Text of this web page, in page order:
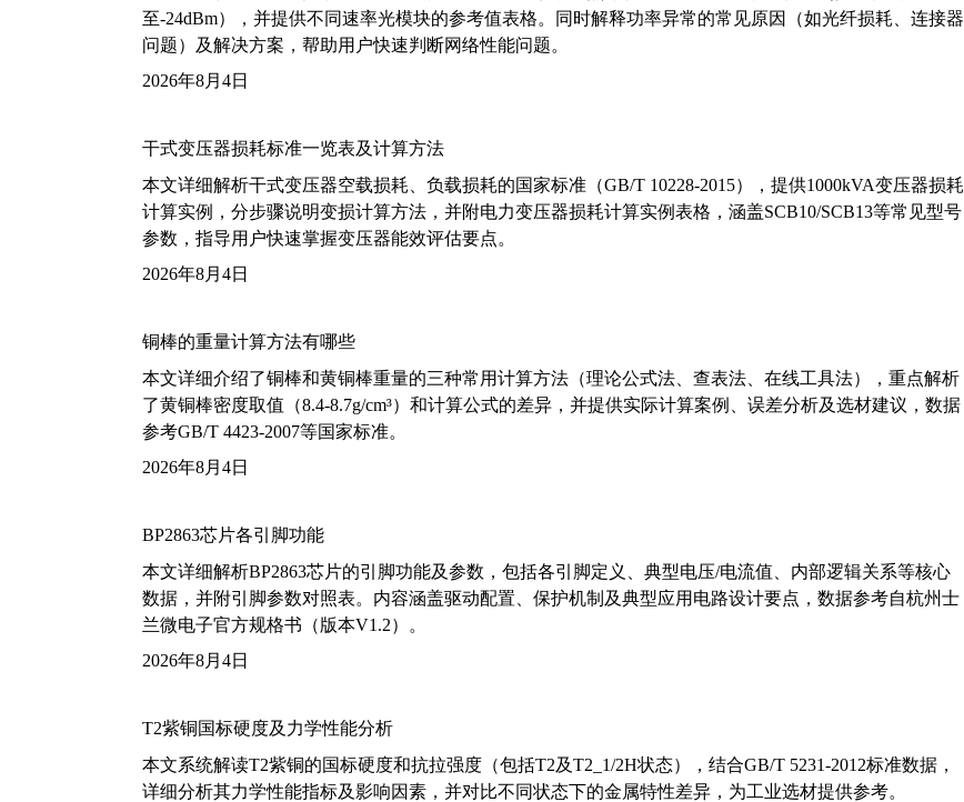
至-24dBm），并提供不同速率光模块的参考值表格。同时解释功率异常的常见原因（如光纤损耗、连接器
问题）及解决方案，帮助用户快速判断网络性能问题。
2026年8月4日
干式变压器损耗标准一览表及计算方法
本文详细解析干式变压器空载损耗、负载损耗的国家标准（GB/T 10228-2015），提供1000kVA变压器损耗
计算实例，分步骤说明变损计算方法，并附电力变压器损耗计算实例表格，涵盖SCB10/SCB13等常见型号
参数，指导用户快速掌握变压器能效评估要点。
2026年8月4日
铜棒的重量计算方法有哪些
本文详细介绍了铜棒和黄铜棒重量的三种常用计算方法（理论公式法、查表法、在线工具法），重点解析
了黄铜棒密度取值（8.4-8.7g/cm³）和计算公式的差异，并提供实际计算案例、误差分析及选材建议，数据
参考GB/T 4423-2007等国家标准。
2026年8月4日
BP2863芯片各引脚功能
本文详细解析BP2863芯片的引脚功能及参数，包括各引脚定义、典型电压/电流值、内部逻辑关系等核心
数据，并附引脚参数对照表。内容涵盖驱动配置、保护机制及典型应用电路设计要点，数据参考自杭州士
兰微电子官方规格书（版本V1.2）。
2026年8月4日
T2紫铜国标硬度及力学性能分析
本文系统解读T2紫铜的国标硬度和抗拉强度（包括T2及T2_1/2H状态），结合GB/T 5231-2012标准数据，
详细分析其力学性能指标及影响因素，并对比不同状态下的金属特性差异，为工业选材提供参考。